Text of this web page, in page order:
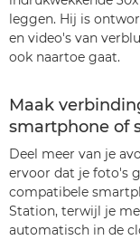
leggen. Hij is
en video's van
ook naartoe gaat.
Maak
smartphone of
Deel meer van je
ervoor dat je foto's
compatibele
Station, terwijl je
automatisch in de